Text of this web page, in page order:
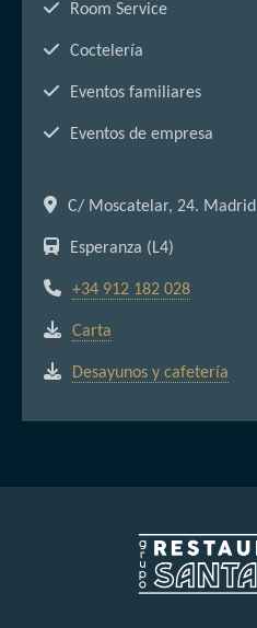
Room Service
Coctelería
Eventos familiares
Eventos de empresa
C/ Moscatelar, 24. Madrid
Esperanza (L4)
+34 912 182 028
Carta
Desayunos y cafetería